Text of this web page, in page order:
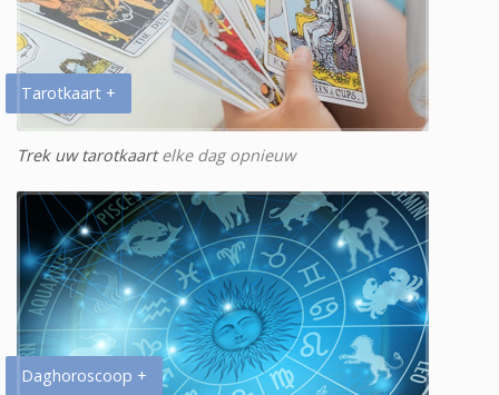
Tarotkaart +
Trek uw tarotkaartelke dag opnieuw
Daghoroscoop +